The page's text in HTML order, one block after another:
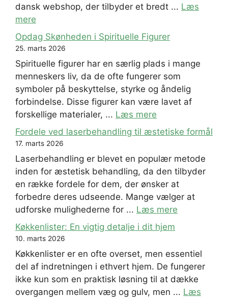
dansk webshop, der tilbyder et bredt ... Læs
mere
Opdag Skønheden i Spirituelle Figurer
25. marts 2026
Spirituelle figurer har en særlig plads i mange
menneskers liv, da de ofte fungerer som
symboler på beskyttelse, styrke og åndelig
forbindelse. Disse figurer kan være lavet af
forskellige materialer, ... Læs mere
Fordele ved laserbehandling til æstetiske formål
17. marts 2026
Laserbehandling er blevet en populær metode
inden for æstetisk behandling, da den tilbyder
en række fordele for dem, der ønsker at
forbedre deres udseende. Mange vælger at
udforske mulighederne for ... Læs mere
Køkkenlister: En vigtig detalje i dit hjem
10. marts 2026
Køkkenlister er en ofte overset, men essentiel
del af indretningen i ethvert hjem. De fungerer
ikke kun som en praktisk løsning til at dække
overgangen mellem væg og gulv, men ... Læs